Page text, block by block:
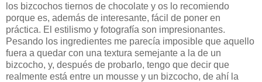
los bizcochos tiernos de chocolate y os lo recomiendo
porque es, además de interesante, fácil de poner en
práctica. El estilismo y fotografía son impresionantes.
Pesando los ingredientes me parecía imposible que aquello
fuera a quedar con una textura semejante a la de un
bizcocho, y, después de probarlo, tengo que decir que
realmente está entre un mousse y un bizcocho, de ahí la